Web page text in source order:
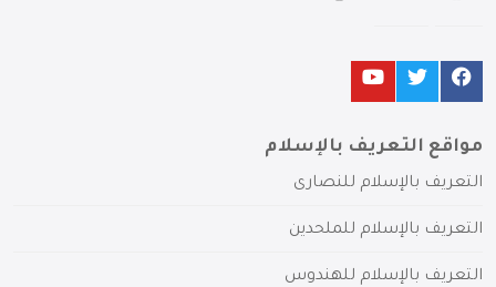
مواقع التعريف بالإسلام
التعريف بالإسلام للنصارى
التعريف بالإسلام للملحدين
التعريف بالإسلام للهندوس